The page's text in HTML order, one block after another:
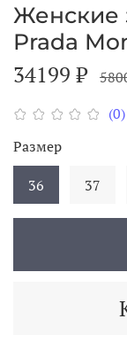
(0)
Женские
Prada
34199 ₽
Размер
36
37